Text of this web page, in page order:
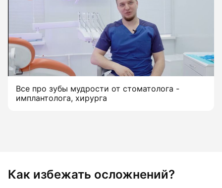
Все про зубы мудрости от стоматолога -
имплантолога, хирурга
Как избежать осложнений?